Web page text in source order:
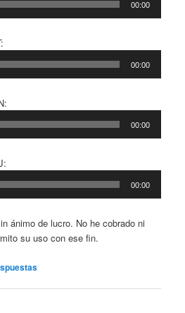
audio
00:00
Reproductor
audio
00:00
Reproductor
audio
00:00
Reproductor
audio
00:00
ánimo de lucro. No he cobrado ni
su uso con ese fin.